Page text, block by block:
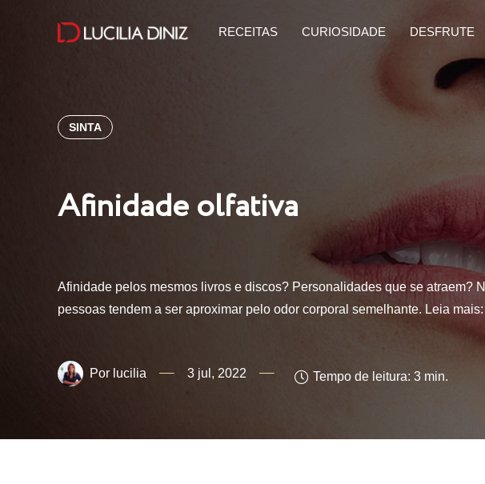
RECEITAS CURIOSIDADE DESFRUTE
SINTA
Afinidade olfativa
Afinidade pelos mesmos livros e discos? Personalidades que se atraem?
pessoas tendem a ser aproximar pelo odor corporal semelhante. Leia
lucilia 3 jul, 2022 Tempo de leitura: 3 min.